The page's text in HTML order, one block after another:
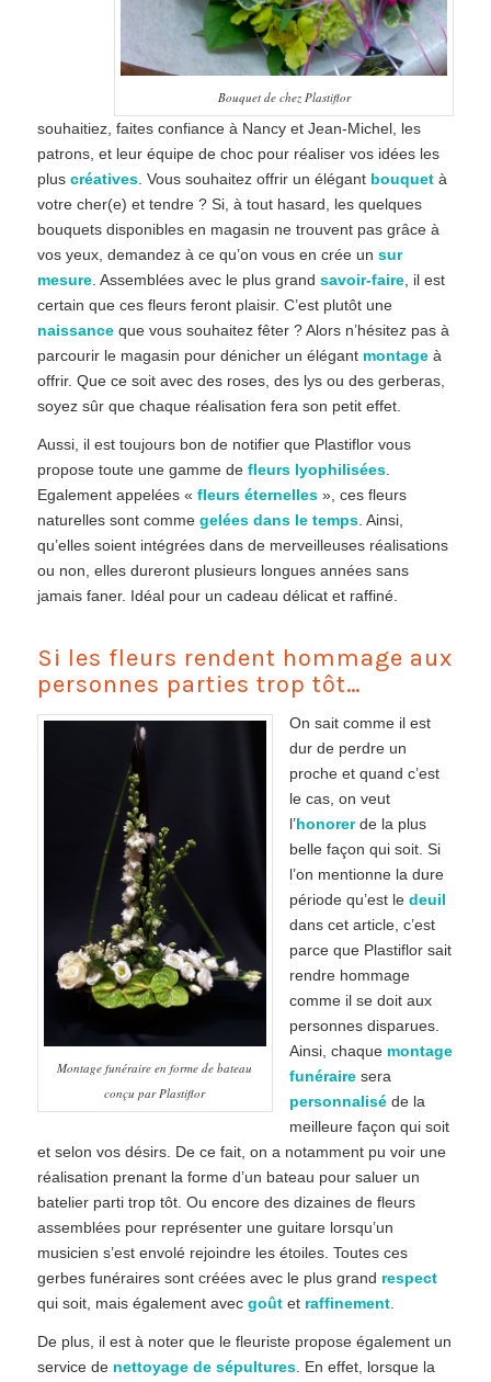
Bouquet de chez Plastiflor
souhaitiez, faites confiance à Nancy et Jean-Michel, les
patrons, et leur équipe de choc pour réaliser vos idées les
plus créatives. Vous souhaitez offrir un élégant bouquetà
votre cher(e) et tendre ? Si, à tout hasard, les quelques
bouquets disponibles en magasin ne trouvent pas grâce à
vos yeux, demandez à ce qu’on vous en crée un sur
mesure. Assemblées avec le plus grand savoir-faire, il est
certain que ces fleurs feront plaisir. C’est plutôt une
naissanceque vous souhaitez fêter ? Alors n’hésitez pas à
parcourir le magasin pour dénicher un élégant montageà
offrir. Que ce soit avec des roses, des lys ou des gerberas,
soyez sûr que chaque réalisation fera son petit effet.
Aussi, il est toujours bon de notifier que Plastiflor vous
propose toute une gamme de fleurs lyophilisées.
Egalement appelées « fleurs éternelles», ces fleurs
naturelles sont comme gelées dans le temps. Ainsi,
qu’elles soient intégrées dans de merveilleuses réalisations
ou non, elles dureront plusieurs longues années sans
jamais faner. Idéal pour un cadeau délicat et raffiné.
Si les fleurs rendent hommage aux
personnes parties trop tôt…
Montage funéraire en forme de bateau
conçu par Plastiflor
On sait comme il est
dur de perdre un
proche et quand c’est
le cas, on veut
l’honorerde la plus
belle façon qui soit. Si
l’on mentionne la dure
période qu’est le deuil
dans cet article, c’est
parce que Plastiflor sait
rendre hommage
comme il se doit aux
personnes disparues.
Ainsi, chaque montage
funérairesera
personnaliséde la
meilleure façon qui soit
et selon vos désirs. De ce fait, on a notamment pu voir une
réalisation prenant la forme d’un bateau pour saluer un
batelier parti trop tôt. Ou encore des dizaines de fleurs
assemblées pour représenter une guitare lorsqu’un
musicien s’est envolé rejoindre les étoiles. Toutes ces
gerbes funéraires sont créées avec le plus grand respect
qui soit, mais également avec goûtet raffinement.
De plus, il est à noter que le fleuriste propose également un
service de nettoyage de sépultures. En effet, lorsque la